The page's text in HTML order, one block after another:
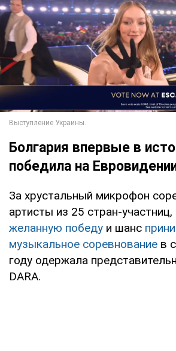
Болгария впервые в
победила на
За хрустальный микрофон
артисты из 25 стран-участниц,
желанную победу и шанс
музыкальное соревнование в
году одержала
DARA.